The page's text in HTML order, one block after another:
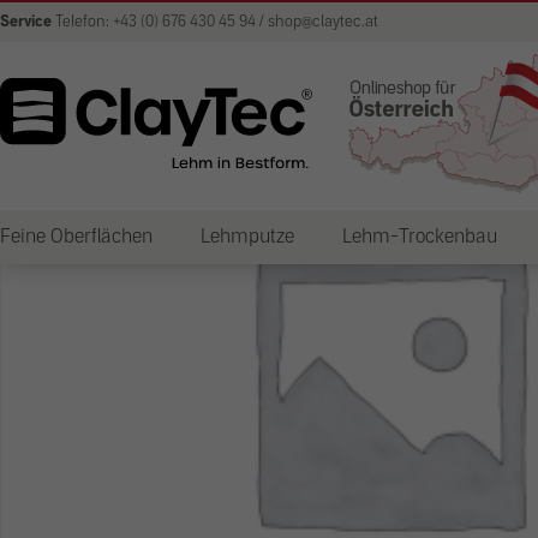
Service Telefon: +43 (0) 676 430 45 94 / shop@claytec.at
Feine Oberflächen Lehmputze Lehm-Trockenbau